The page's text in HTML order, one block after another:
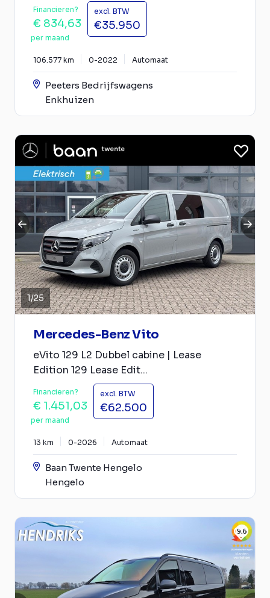
Financieren?
€ 834,63
per maand
excl. BTW
€35.950
106.577 km 0-2022 Automaat
Peeters Bedrijfswagens
Enkhuizen
1/25
Mercedes-Benz Vito
eVito 129 L2 Dubbel cabine | Lease
Edition 129 Lease Edit...
Financieren?
€ 1.451,03
per maand
excl. BTW
€62.500
13 km 0-2026 Automaat
Baan Twente Hengelo
Hengelo